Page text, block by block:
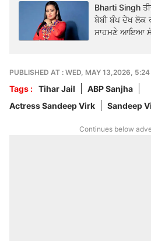
Bharti Singh
ਬੇਬੀ ਬੰਪ ਦੇਖ ਲੋਕ
ਸਾਹਮਣੇ ਆਇਆ
PUBLISHED AT : WED, MAY 13,2026,
Tags : Tihar Jail
ABP Sanjha
Actress Sandeep Virk
Sandeep
Continues below